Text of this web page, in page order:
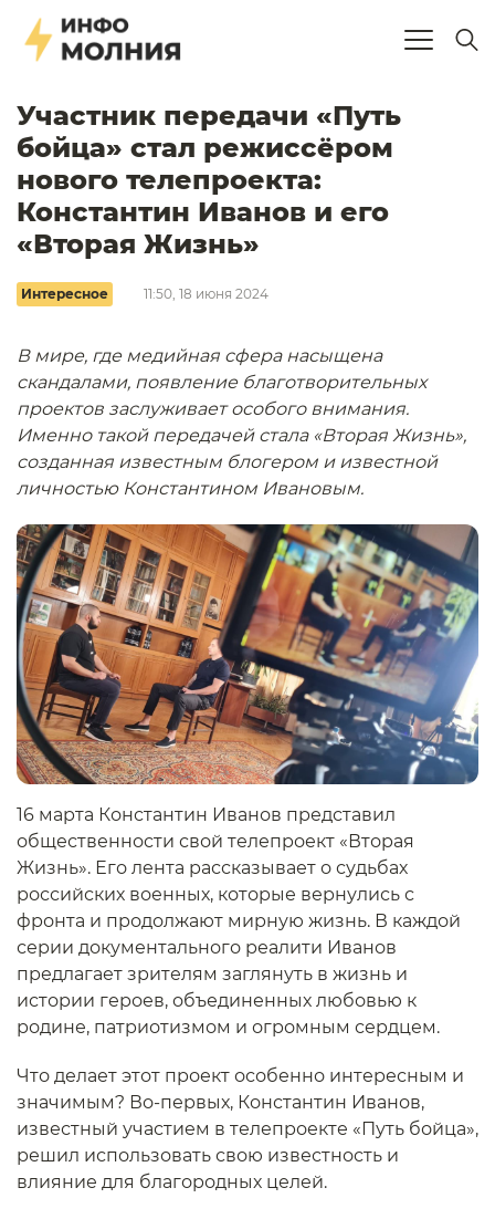
Участник передачи «Путь
бойца» стал режиссёром
нового телепроекта:
Константин Иванов и его
«Вторая Жизнь»
Интересное 11:50, 18 июня 2024
В мире, где медийная сфера насыщена
скандалами, появление благотворительных
проектов заслуживает особого внимания.
Именно такой передачей стала «Вторая Жизнь»,
созданная известным блогером и известной
личностью Константином Ивановым.
16 марта Константин Иванов представил
общественности свой телепроект «Вторая
Жизнь». Его лента рассказывает о судьбах
российских военных, которые вернулись с
фронта и продолжают мирную жизнь. В каждой
серии документального реалити Иванов
предлагает зрителям заглянуть в жизнь и
истории героев, объединенных любовью к
родине, патриотизмом и огромным сердцем.
Что делает этот проект особенно интересным и
значимым? Во-первых, Константин Иванов,
известный участием в телепроекте «Путь бойца»,
решил использовать свою известность и
влияние для благородных целей.